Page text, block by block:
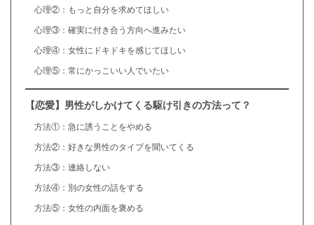
心理②：もっと自分を求めてほしい
心理③：確実に付き合う方向へ進みたい
心理④：女性にドキドキを感じてほしい
心理⑤：常にかっこいい人でいたい
【恋愛】男性がしかけてくる駆け引きの方法って？
方法①：急に誘うことをやめる
方法②：好きな男性のタイプを聞いてくる
方法③：連絡しない
方法④：別の女性の話をする
方法⑤：女性の内面を褒める